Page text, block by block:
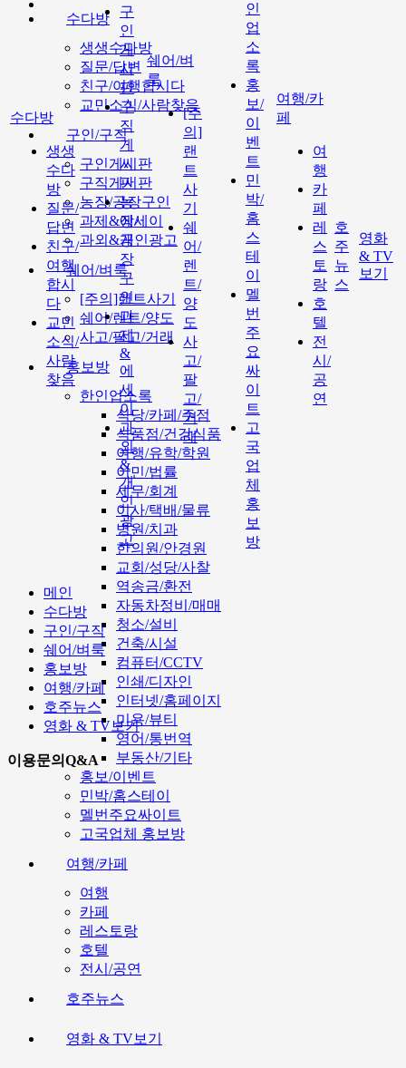
수다방
생생수다방
질문/답변
친구/여행합시다
교민소식/사람찾음
구인/구직
구인게시판
구직게시판
농장/공장구인
과제&에세이
과외&개인광고
쉐어/벼룩
[주의]랜트사기
쉐어/렌트/양도
사고/팔고/거래
홍보방
한인업소록
식당/카페/주점
식품점/건강식품
여행/유학/학원
이민/법률
세무/회계
이사/택배/물류
병원/치과
한의원/안경원
교회/성당/사찰
역송금/환전
자동차정비/매매
청소/설비
건축/시설
컴퓨터/CCTV
인쇄/디자인
인터넷/홈페이지
미용/뷰티
영어/통번역
부동산/기타
홍보/이벤트
민박/홈스테이
멜번주요싸이트
고국업체 홍보방
여행/카페
여행
카페
레스토랑
호텔
전시/공연
호주뉴스
영화 & TV보기
수다방
생생
수다
방
질문/
답변
친구/
여행
합시
다
교민
소식/
사람
찾음
구
인
게
시
판
구
직
게
시
판
농
장/
공
장
구
인
과
제
&
에
세
이
과
외
&
개
인
광
고
쉐어/벼
룩
[주
의]
랜
트
사
기
쉐
어/
렌
트/
양
도
사
고/
팔
고/
거
래
인
업
소
록
홍
보/
이
벤
트
민
박/
홈
스
테
이
멜
번
주
요
싸
이
트
고
국
업
체
홍
보
방
여행/카
페
여
행
카
페
레
스
토
랑
호
텔
전
시/
공
연
호
주
뉴
스
영화
& TV
보기
메인
수다방
구인/구직
쉐어/벼룩
홍보방
여행/카페
호주뉴스
영화 & TV보기
이용문의Q&A